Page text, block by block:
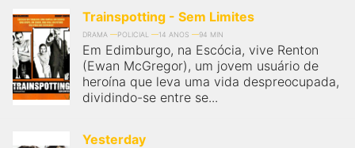
Trainspotting - Sem Limites
DRAMA POLICIAL 14 ANOS 94 MIN
Em Edimburgo, na Escócia, vive Renton
(Ewan McGregor), um jovem usuário de
heroína que leva uma vida despreocupada,
dividindo-se entre se...
Yesterday